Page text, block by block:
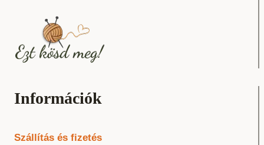
Információk
Szállítás és fizetés